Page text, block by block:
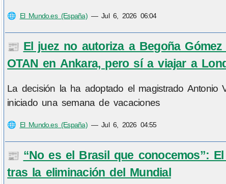
🌐 El Mundo.es (España)—Jul 6, 2026 06:04
📰 El juez no autoriza a Begoña
OTAN en Ankara, pero sí a viajar a
La decisión la ha adoptado el magistrado
iniciado una semana de vacaciones
🌐 El Mundo.es (España)—Jul 6, 2026 04:55
📰 “No es el Brasil que conocemos”:
tras la eliminación del Mundial